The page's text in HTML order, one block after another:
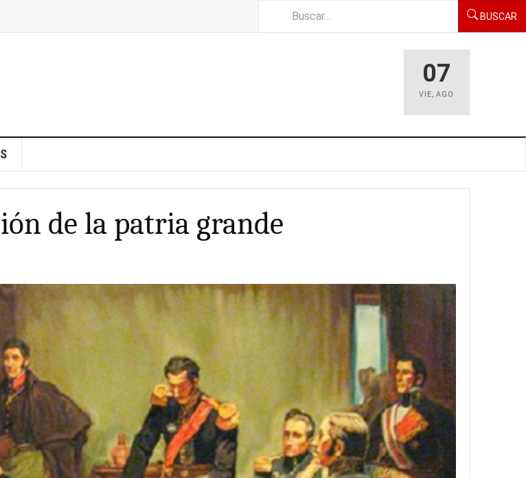
BUSCAR
07
VIE,AGO
de la patria grande